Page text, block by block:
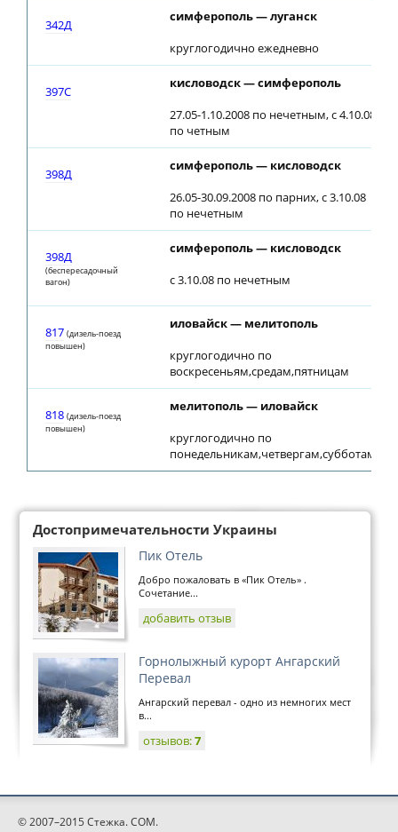
342Д
симферополь — луганск
круглогодично ежедневно
397С
кисловодск — симферополь
27.05-1.10.2008 по нечетным, с 4.10.08
по четным
398Д
симферополь — кисловодск
26.05-30.09.2008 по парних, с 3.10.08
по нечетным
398Д
(беспересадочный
вагон)
симферополь — кисловодск
с 3.10.08 по нечетным
817 (дизель-поезд
повышен)
иловайск — мелитополь
круглогодично по
воскресеньям,средам,пятницам
818 (дизель-поезд
повышен)
мелитополь — иловайск
круглогодично по
понедельникам,четвергам,субботам
Достопримечательности Украины
Пик Отель
Добро пожаловать в «Пик Отель» .
Сочетание...
добавить отзыв
Горнолыжный курорт Ангарский
Перевал
Ангарский перевал - одно из немногих мест
в...
отзывов:7
© 2007–2015 Стежка. COM.